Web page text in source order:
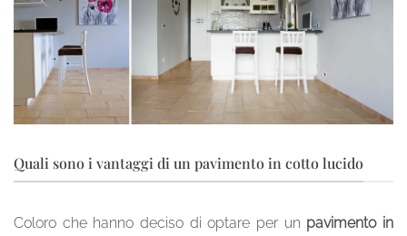
Quali sono i vantaggi di un pavimento in cotto lucido
Coloro che hanno deciso di optare per un pavimento in